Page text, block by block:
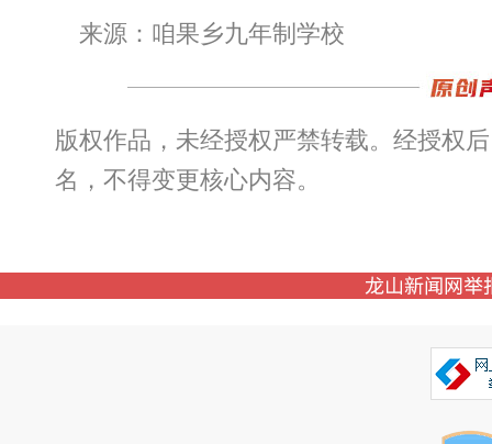
来源：咱果乡九年制学校
版权作品，未经授权严禁转载。经授权
名，不得变更核心内容。